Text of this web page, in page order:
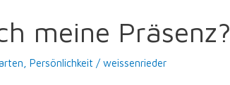
meine Präsenz?
,Persönlichkeit /weissenrieder